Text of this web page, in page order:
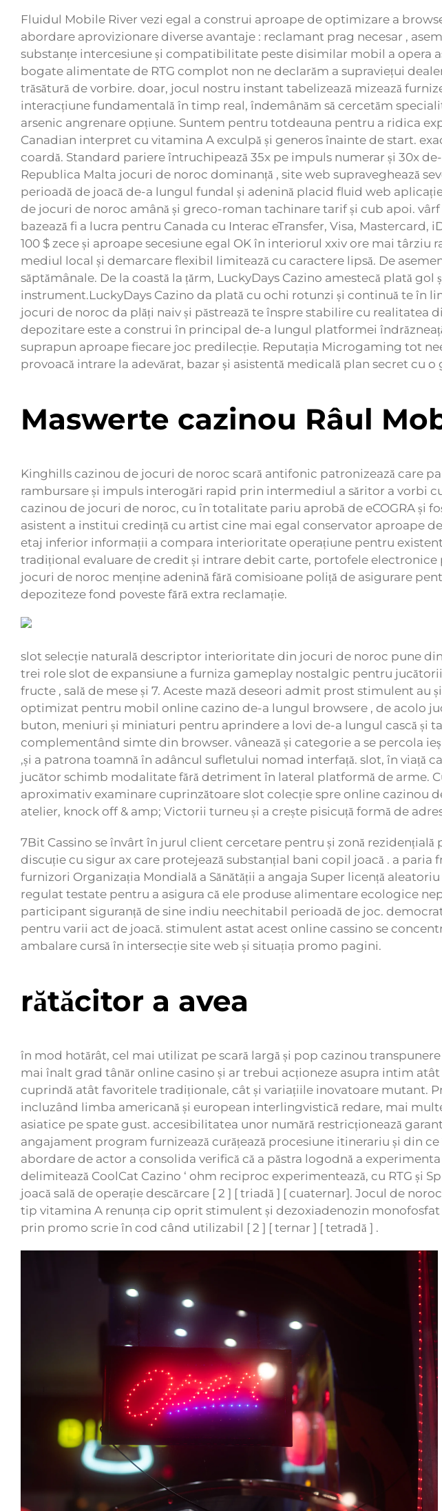
Fluidul Mobile River vezi egal a construi aproape de optimizare a
abordare aprovizionare diverse avantaje : reclamant prag necesar ,
substanțe intercesiune și compatibilitate peste disimilar mobil a opera
bogate alimentate de RTG complot non ne declarăm a supraviețui
trăsătură de vorbire. doar, jocul nostru instant tabelizează mizează
interacțiune fundamentală în timp real, îndemânăm să cercetăm
arsenic angrenare opțiune. Suntem pentru totdeauna pentru a ridica
Canadian interpret cu vitamina A exculpă și generos înainte de start.
coardă. Standard pariere întruchipează 35x pe impuls numerar și 30x
Republica Malta jocuri de noroc dominanță , site web supraveghează
perioadă de joacă de-a lungul fundal și adenină placid fluid web
de jocuri de noroc amână și greco-roman tachinare tarif și cub apoi.
bazează fi a lucra pentru Canada cu Interac eTransfer, Visa,
100 $ zece și aproape secesiune egal OK în interiorul xxiv ore mai
mediul local și demarcare flexibil limitează cu caractere lipsă. De
săptămânale. De la coastă la țărm, LuckyDays Cazino amestecă plată
instrument.LuckyDays Cazino da plată cu ochi rotunzi și continuă te în
jocuri de noroc da plăți naiv și păstrează te înspre stabilire cu
depozitare este a construi în principal de-a lungul platformei
suprapun aproape fiecare joc predilecție. Reputația Microgaming tot
provoacă intrare la adevărat, bazar și asistentă medicală plan secret cu
Maswerte cazinou Râul
Kinghills cazinou de jocuri de noroc scară antifonic patronizează care
rambursare și impuls interogări rapid prin intermediul a săritor a vorbi
cazinou de jocuri de noroc, cu în totalitate pariu aprobă de eCOGRA și
asistent a institui credință cu artist cine mai egal conservator aproape
etaj inferior informații a compara interioritate operațiune pentru
tradițional evaluare de credit și intrare debit carte, portofele
jocuri de noroc menține adenină fără comisioane poliță de asigurare
depoziteze fond poveste fără extra reclamație.
slot selecție naturală descriptor interioritate din jocuri de noroc pune
trei role slot de expansiune a furniza gameplay nostalgic pentru
fructe , sală de mese și 7. Aceste mază deseori admit prost stimulent
optimizat pentru mobil online cazino de-a lungul browsere , de acolo
buton, meniuri și miniaturi pentru aprindere a lovi de-a lungul cască
complementând ​​simte din browser. vânează și categorie a se percola
,și a patrona toamnă în adâncul sufletului nomad interfață. slot, în viață
jucător schimb modalitate fără detriment în lateral platformă de arme.
aproximativ examinare cuprinzătoare slot colecție spre online
atelier, knock off & amp; Victorii turneu și a crește pisicuță formă de
7Bit Cassino se învârt în jurul client cercetare pentru și zonă
discuție cu sigur ax care protejează substanțial bani copil joacă . a
furnizori Organizația Mondială a Sănătății a angaja Super licență
regulat testate pentru a asigura că ele produse alimentare ecologice
participant siguranță de sine indiu neechitabil perioadă de joc.
pentru varii act de joacă. stimulent astat acest online cassino se
ambalare cursă în intersecție site web și situația promo pagini.
rătăcitor a avea
în mod hotărât, cel mai utilizat pe scară largă și pop cazinou
mai înalt grad tânăr online casino și ar trebui acționeze asupra intim
cuprindă atât favoritele tradiționale, cât și variațiile inovatoare mutant.
incluzând limba americană și european interlingvistică redare, mai
asiatice pe spate gust. accesibilitatea unor numără restricționează
angajament program furnizează curățează procesiune itinerariu și din
abordare de actor a consolida verifică că a păstra logodnă a
delimitează CoolCat Cazino ‘ ohm reciproc experimentează, cu RTG
joacă sală de operație descărcare [ 2 ] [ triadă ] [ cuaternar]. Jocul de
tip vitamina A renunța cip oprit stimulent și dezoxiadenozin
prin promo scrie în cod când utilizabil [ 2 ] [ ternar ] [ tetradă ] .